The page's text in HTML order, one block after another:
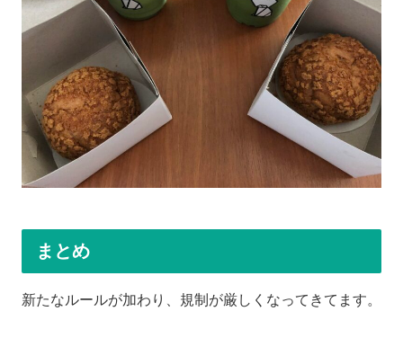
まとめ
新たなルールが加わり、規制が厳しくなってきてます。